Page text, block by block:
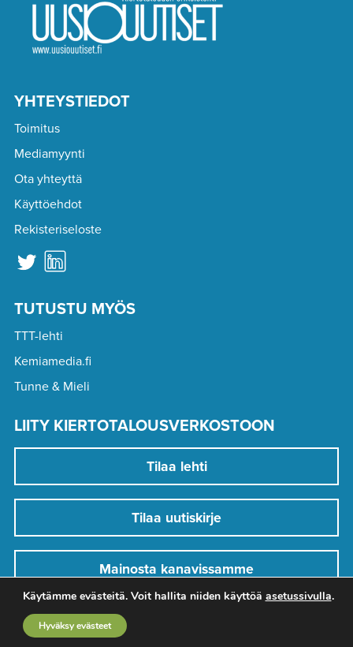
YHTEYSTIEDOT
Toimitus
Mediamyynti
Ota yhteyttä
Käyttöehdot
Rekisteriseloste
TUTUSTU MYÖS
TTT-lehti
Kemiamedia.fi
Tunne & Mieli
LIITY KIERTOTALOUSVERKOSTOON
Tilaa lehti
Tilaa uutiskirje
Mainosta kanavissamme
Käytämme evästeitä. Voit hallita niiden käyttöä asetussivulla.
Hyväksy evästeet